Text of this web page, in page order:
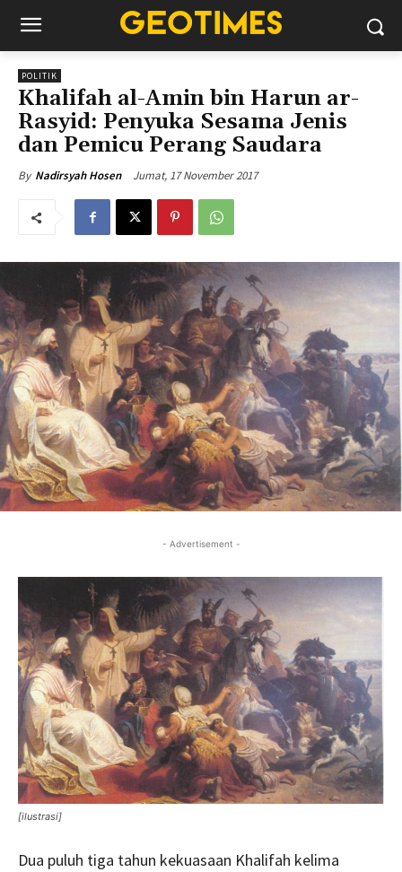
POLITIK
Khalifah al-Amin bin Harun ar-
Rasyid: Penyuka Sesama Jenis
dan Pemicu Perang Saudara
By Nadirsyah Hosen Jumat, 17 November 2017
- Advertisement -
[ilustrasi]
Dua puluh tiga tahun kekuasaan Khalifah kelima